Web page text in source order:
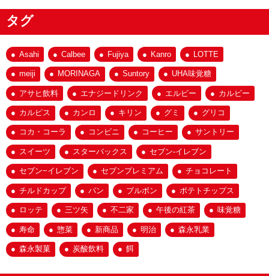
タグ
Asahi Calbee Fujiya Kanro LOTTE
meiji MORINAGA Suntory UHA味覚糖
アサヒ飲料 エナジードリンク エルビー カルビー
カルピス カンロ キリン グミ グリコ
コカ・コーラ コンビニ コーヒー サントリー
スイーツ スターバックス セブン-イレブン
セブン−イレブン セブンプレミアム チョコレート
チルドカップ パン ブルボン ポテトチップス
ロッテ 三ツ矢 不二家 午後の紅茶 味覚糖
寿命 惣菜 新商品 明治 森永乳業
森永製菓 炭酸飲料 餌